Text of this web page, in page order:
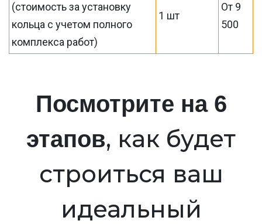
(стоимость за установку
кольца с учетом полного
комплекса работ)
1 шт
От 9
500
Посмотрите на 6
этапов, как будет
строиться ваш
идеальный